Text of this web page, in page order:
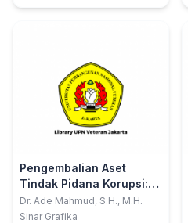
Pengembalian Aset
Tindak Pidana Korupsi:
Pendekatan Hukum
Progresif
Dr. Ade Mahmud, S.H., M.H.
Sinar Grafika